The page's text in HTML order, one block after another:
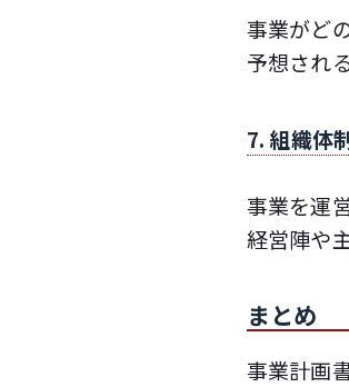
事業がど
予想され
7. 組織体
事業を運
経営陣や
まとめ
事業計画